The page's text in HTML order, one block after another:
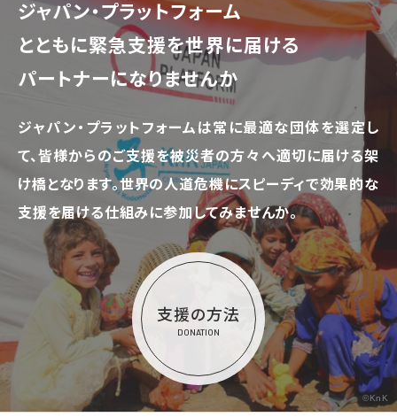
ジャパン・プラットフォーム
とともに緊急支援を世界に届ける
パートナーになりませんか
ジャパン・プラットフォームは常に最適な団体を選定し
て、皆様からのご支援を被災者の方々へ適切に届ける架
け橋となります。世界の人道危機にスピーディで効果的な
支援を届ける仕組みに参加してみませんか。
支援の方法
DONATION
©KnK